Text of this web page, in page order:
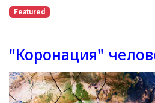
Featured
"Коронация"